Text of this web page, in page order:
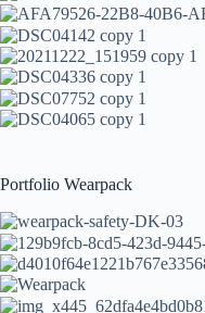
Portfolio Wearpack